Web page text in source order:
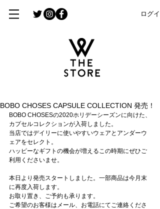
ログイ
BOBO CHOSES CAPSULE COLLECTION 発売！
BOBO CHOSESの2020ホリデーシーズンに向けた、
カプセルコレクションが入荷しました。
当店ではデイリーに使いやすいウェアとアンダーウ
ェアをセレクト。
ハッピーなギフトの機会が増えるこの時期にぜひご
利用くださいませ。
本日より発売スタートしました。一部商品は今月末
に再度入荷します。
お取り置き、ご予約も承ります。
ご希望のお客様はメール、お電話にてご連絡くださ